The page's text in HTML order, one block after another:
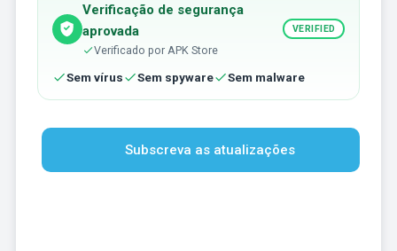
Verificação de segurança
aprovada
Verificado por APK Store
VERIFIED
Sem vírus Sem spyware Sem malware
Subscreva as atualizações